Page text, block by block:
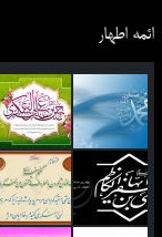
ائمه اطهار